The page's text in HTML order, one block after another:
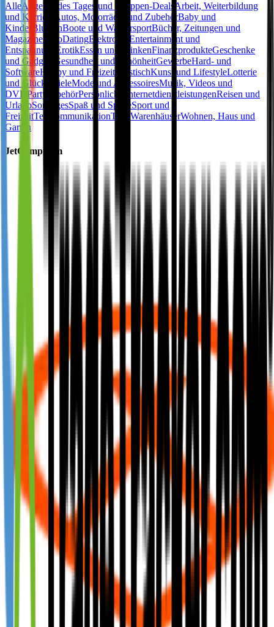
AlleAngebot des Tages und Gruppen-Deals Arbeit, Weiterbildung
und Karriere
Autos, Motorräder und ZubehörBaby und
Kinder BlumenBoote und WassersportBücher, Zeitungen und
MagazineBüroDatingElektronik
Entertainment und
Entspannung
ErotikEssen und TrinkenFinanzprodukteGeschenke
und Gadgets
Gesundheit und SchönheitGewerbeHard- und
SoftwareHobby und Freizeit JuristischKunst und LifestyleLotterie
und GlücksspieleMode und AccessoiresMusik, Videos und
DVD PartyzubehörPersönliche InternetdienstleistungenReisen und
UrlaubSonstigesSpaß und SpieleSport und
FreizeitTelekommunikationTiere WarenhäuserWohnen, Haus und
Garten
JetCamp.com